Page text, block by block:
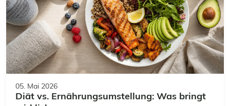
05. Mai 2026
Diät vs. Ernährungsumstellung: Was bringt